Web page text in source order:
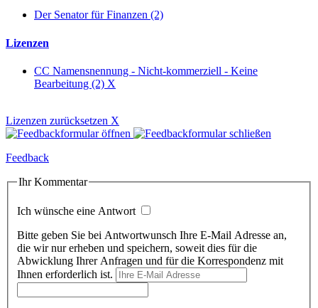
Der Senator für Finanzen (2)
Lizenzen
CC Namensnennung - Nicht-kommerziell - Keine
Bearbeitung (2) X
Lizenzen zurücksetzen X
Feedback
Ihr Kommentar
Ich wünsche eine Antwort
Bitte geben Sie bei Antwortwunsch Ihre E-Mail Adresse an,
die wir nur erheben und speichern, soweit dies für die
Abwicklung Ihrer Anfragen und für die Korrespondenz mit
Ihnen erforderlich ist.